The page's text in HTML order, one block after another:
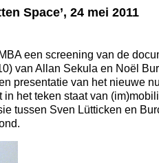
Space’, 24 mei 2011
een screening van de
van Allan Sekula en Noël
presentatie van het nieuwe
in het teken staat van
tussen Sven Lütticken en